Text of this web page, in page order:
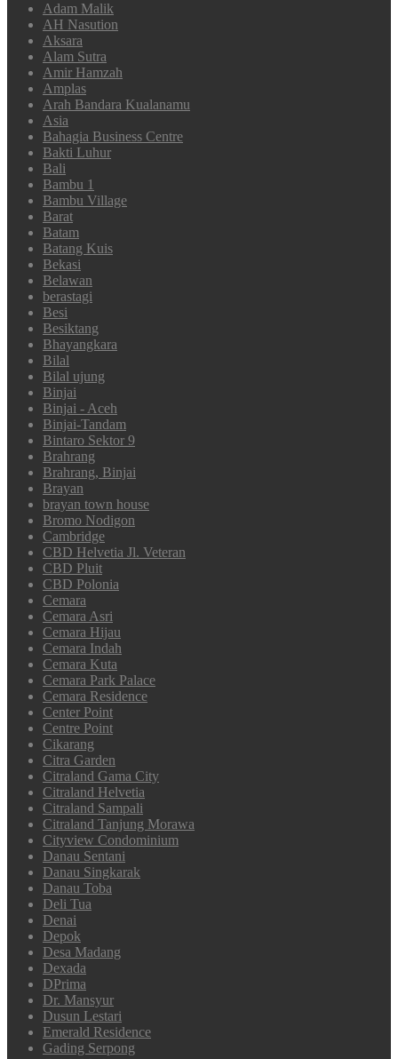
Adam Malik
AH Nasution
Aksara
Alam Sutra
Amir Hamzah
Amplas
Arah Bandara Kualanamu
Asia
Bahagia Business Centre
Bakti Luhur
Bali
Bambu 1
Bambu Village
Barat
Batam
Batang Kuis
Bekasi
Belawan
berastagi
Besi
Besiktang
Bhayangkara
Bilal
Bilal ujung
Binjai
Binjai - Aceh
Binjai-Tandam
Bintaro Sektor 9
Brahrang
Brahrang, Binjai
Brayan
brayan town house
Bromo Nodigon
Cambridge
CBD Helvetia Jl. Veteran
CBD Pluit
CBD Polonia
Cemara
Cemara Asri
Cemara Hijau
Cemara Indah
Cemara Kuta
Cemara Park Palace
Cemara Residence
Center Point
Centre Point
Cikarang
Citra Garden
Citraland Gama City
Citraland Helvetia
Citraland Sampali
Citraland Tanjung Morawa
Cityview Condominium
Danau Sentani
Danau Singkarak
Danau Toba
Deli Tua
Denai
Depok
Desa Madang
Dexada
DPrima
Dr. Mansyur
Dusun Lestari
Emerald Residence
Gading Serpong